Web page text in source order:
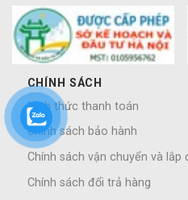
CHÍNH SÁCH
Hình thức thanh toán
Chính sách bảo hành
Chính sách vận chuyển và lắp
Chính sách đổi trả hàng